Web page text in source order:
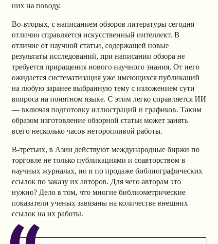
них на поводу.
Во-вторых, с написанием обзоров литературы сегодня
отлично справляется искусственный интеллект. В
отличие от научной статьи, содержащей новые
результаты исследований, при написании обзора не
требуется приращения нового научного знания. От него
ожидается систематизация уже имеющихся публикаций
на любую заранее выбранную тему с изложением сути
вопроса на понятном языке. С этим легко справляется ИИ
— включая подготовку иллюстраций и графиков. Таким
образом изготовление обзорной статьи может занять
всего несколько часов неторопливой работы.
В-третьих, в Азии действуют международные биржи по
торговле не только публикациями и соавторством в
научных журналах, но и по продаже библиографических
ссылок по заказу их авторов. Для чего авторам это
нужно? Дело в том, что многие библиометрические
показатели ученых завязаны на количестве внешних
ссылок на их работы.